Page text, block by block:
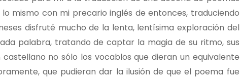
mismo con mi precario inglés de entonces, traduciendo
disfruté mucho de la lenta, lentísima exploración del
palabra, tratando de captar la magia de su ritmo, sus
no sólo los vocablos que dieran un equivalente
que pudieran dar la ilusión de que el poema fue